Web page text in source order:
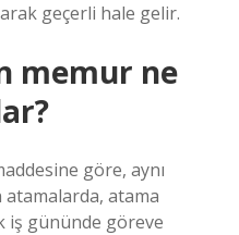
geçerli hale gelir.
memur ne
göre, aynı
atama
iş gününde göreve